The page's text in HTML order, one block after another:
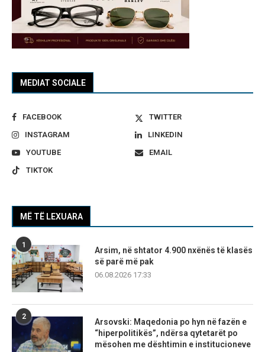
MEDIAT SOCIALE
FACEBOOK
TWITTER
INSTAGRAM
LINKEDIN
YOUTUBE
EMAIL
TIKTOK
MË TË LEXUARA
1
Arsim, në shtator 4.900 nxënës të klasës
së parë më pak
06.08.2026 17:33
2
Arsovski: Maqedonia po hyn në fazën e
“hiperpolitikës”, ndërsa qytetarët po
mësohen me dështimin e institucioneve